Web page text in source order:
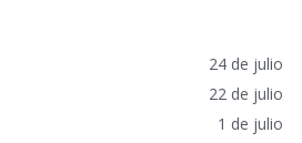
24 de julio
22 de julio
1 de julio